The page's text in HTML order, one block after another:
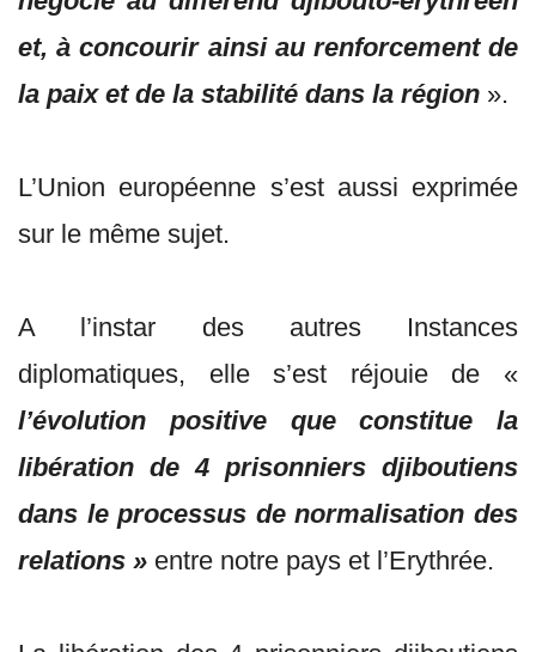
et, à concourir ainsi au renforcement de
la paix et de la stabilité dans la région ».
L’Union européenne s’est aussi exprimée
sur le même sujet.
A l’instar des autres Instances
diplomatiques, elle s’est réjouie de «
l’évolution positive que constitue la
libération de 4 prisonniers djiboutiens
dans le processus de normalisation des
relations » entre notre pays et l’Erythrée.